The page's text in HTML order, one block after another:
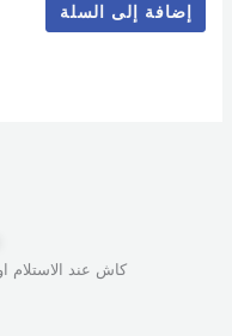
إضافة إلى السلة
كاش عند الاستلام